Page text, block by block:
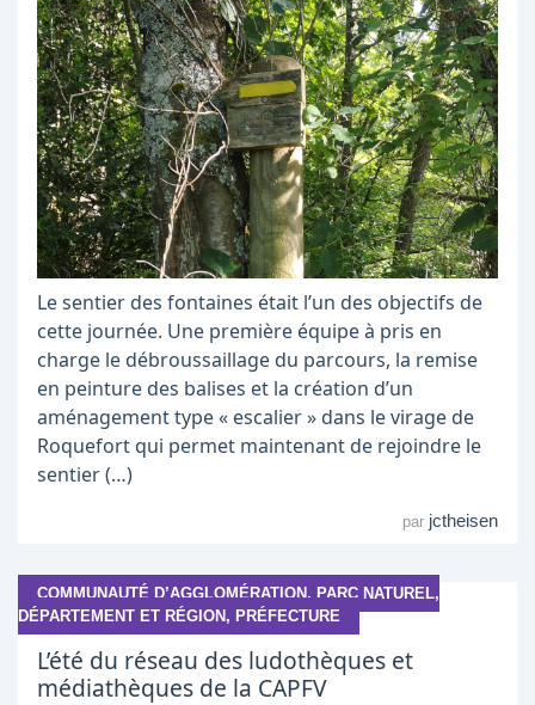
Le sentier des fontaines était l’un des objectifs de
cette journée. Une première équipe à pris en
charge le débroussaillage du parcours, la remise
en peinture des balises et la création d’un
aménagement type « escalier » dans le virage de
Roquefort qui permet maintenant de rejoindre le
sentier (…)
par jctheisen
COMMUNAUTÉ D’AGGLOMÉRATION, PARC NATUREL,
DÉPARTEMENT ET RÉGION, PRÉFECTURE
L’été du réseau des ludothèques et
médiathèques de la CAPFV